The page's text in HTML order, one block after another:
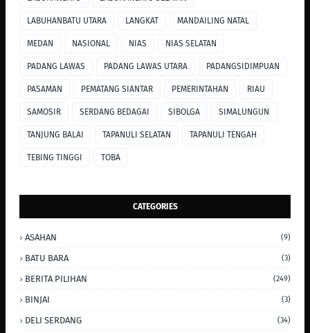
LABUHANBATU UTARA LANGKAT MANDAILING NATAL
MEDAN NASIONAL NIAS NIAS SELATAN
PADANG LAWAS PADANG LAWAS UTARA PADANGSIDIMPUAN
PASAMAN PEMATANG SIANTAR PEMERINTAHAN RIAU
SAMOSIR SERDANG BEDAGAI SIBOLGA SIMALUNGUN
TANJUNG BALAI TAPANULI SELATAN TAPANULI TENGAH
TEBING TINGGI TOBA
CATEGORIES
ASAHAN (9)
BATU BARA (3)
BERITA PILIHAN (249)
BINJAI (3)
DELI SERDANG (34)